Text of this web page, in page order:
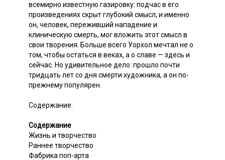
всемирно известную газировку: подчас в его
произведениях скрыт глубокий смысл, и именно
он, человек, переживший нападение и
клиническую смерть, мог вложить этот смысл в
свои творения. Больше всего Уорхол мечтал не о
том, чтобы остаться в веках, а о славе — здесь и
сейчас. Но удивительное дело: прошло почти
тридцать лет со дня смерти художника, а он по-
прежнему популярен.
Содержание:
Содержание
Жизнь и творчество
Раннее творчество
Фабрика поп-арта